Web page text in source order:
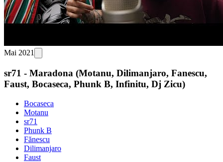
Mai 2021
sr71 - Maradona (Motanu, Dilimanjaro, Fanescu,
Faust, Bocaseca, Phunk B, Infinitu, Dj Zicu)
Bocaseca
Motanu
sr71
Phunk B
Fănescu
Dilimanjaro
Faust